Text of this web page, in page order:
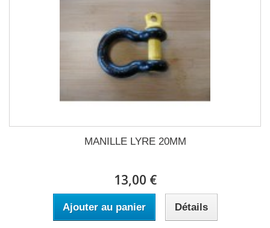
MANILLE LYRE 20MM
13,00 €
Ajouter au panier Détails